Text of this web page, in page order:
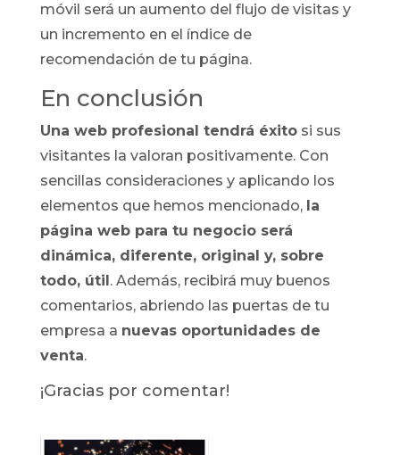
móvil será un aumento del flujo de visitas y
un incremento en el índice de
recomendación de tu página.
En conclusión
Una web profesional tendrá éxitosi sus
visitantes la valoran positivamente. Con
sencillas consideraciones y aplicando los
elementos que hemos mencionado, la
página web para tu negocio será
dinámica, diferente, original y, sobre
todo, útil. Además, recibirá muy buenos
comentarios, abriendo las puertas de tu
empresa a nuevas oportunidades de
venta.
¡Gracias por comentar!